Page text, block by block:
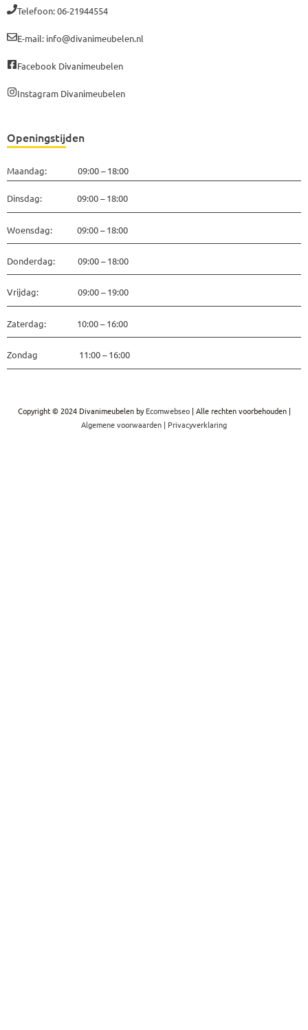
Telefoon: 06-21944554
E-mail: info@divanimeubelen.nl
Facebook Divanimeubelen
Instagram Divanimeubelen
Openingstijden
Maandag: 09:00 – 18:00
Dinsdag: 09:00 – 18:00
Woensdag: 09:00 – 18:00
Donderdag: 09:00 – 18:00
Vrijdag: 09:00 – 19:00
Zaterdag: 10:00 – 16:00
Zondag 11:00 – 16:00
Copyright © 2024 Divanimeubelen byEcomwebseo| Alle rechten voorbehouden |
Algemene voorwaarden | Privacyverklaring